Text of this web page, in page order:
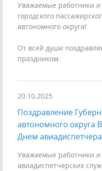
Уважаемые работники
городского
автономного округа!
От всей души
праздником.
20.10.2025
Поздравление
автономного округа
Днем авиадиспетчера
Уважаемые работники
авиадиспетчерских